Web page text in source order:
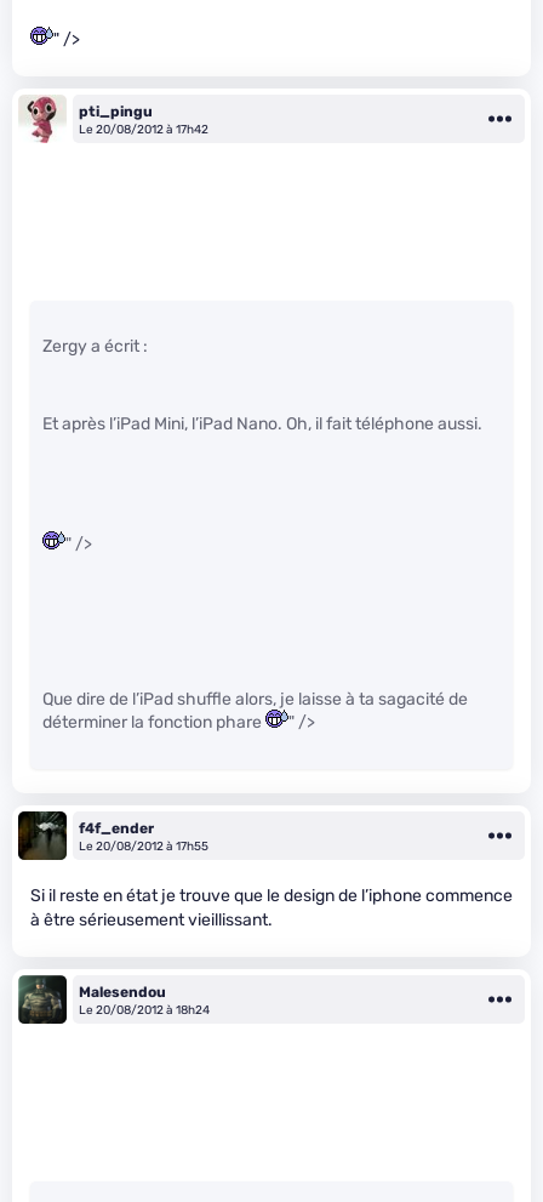
" />
pti_pingu
Le 20/08/2012 à 17h42
Zergy a écrit :
Et après l’iPad Mini, l’iPad Nano. Oh, il fait téléphone aussi.
" />
Que dire de l’iPad shuffle alors, je laisse à ta sagacité de
déterminer la fonction phare
" />
f4f_ender
Le 20/08/2012 à 17h55
Si il reste en état je trouve que le design de l’iphone commence
à être sérieusement vieillissant.
Malesendou
Le 20/08/2012 à 18h24